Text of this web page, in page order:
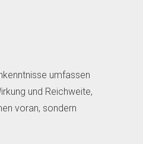
umfassen
und Reichweite,
voran, sondern